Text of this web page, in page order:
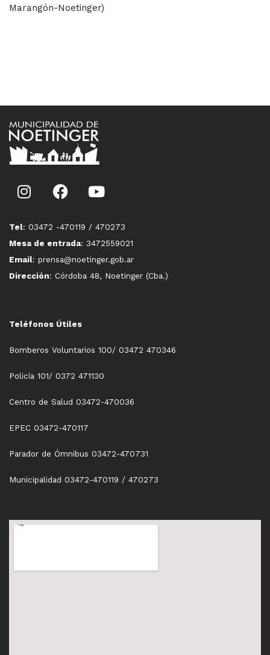
Marangón-Noetinger)
Tel: 03472 -470119 / 470273
Mesa de entrada: 3472559021
Email: prensa@noetinger.gob.ar
Dirección: Córdoba 48, Noetinger (Cba.)
Teléfonos Útiles
Bomberos Voluntarios 100/ 03472 470346
Policía 101/ 0372 471130
Centro de Salud 03472-470036
EPEC 03472-470117
Parador de Ómnibus 03472-470731
Municipalidad 03472-470119 / 470273